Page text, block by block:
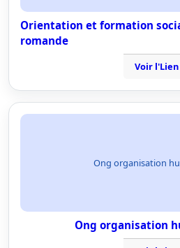
Orientation et formation
romande
Voir l'Lien
Ong organisation
Ong organisation